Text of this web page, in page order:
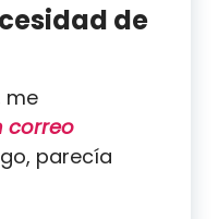
de
me
correo
parecía